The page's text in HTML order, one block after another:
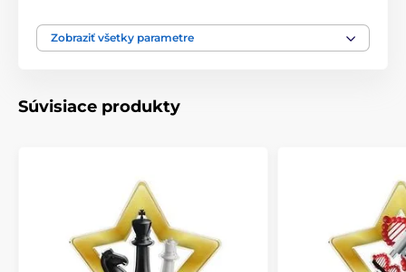
Motív
Spôsob personalizácie
Zobraziť všetky parametre
Súvisiace produkty